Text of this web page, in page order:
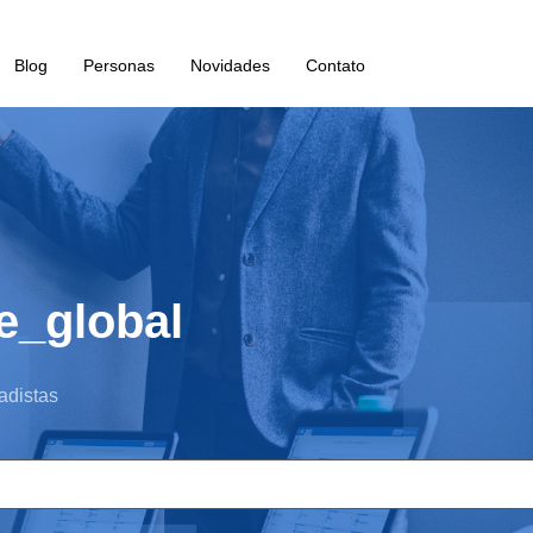
Blog Personas Novidades Contato